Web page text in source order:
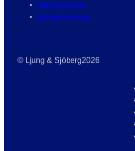
Frågor och svar
Bruksanvisningar
© Ljung & Sjöberg2026